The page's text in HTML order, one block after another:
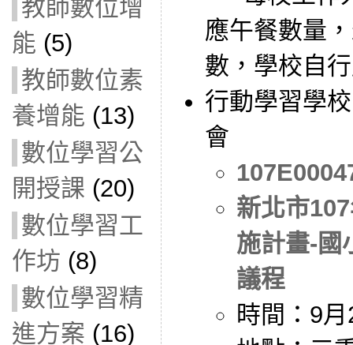
教師數位增
能 (5)
教師數位素
養增能 (13)
數位學習公
開授課 (20)
數位學習工
作坊 (8)
數位學習精
進方案 (16)
應午餐數量
數，學校自
行動學習學
會
新北市
施計畫-國
議程
時間：9